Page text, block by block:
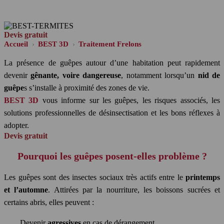
Devis gratuit
Accueil
BEST 3D Traitement Frelons
La présence de guêpes autour d’une habitation peut rapidement
devenirgênante, voire dangereuse, notamment lorsqu’un nid de
guêpes s’installe à proximité des zones de vie.
BEST 3D vous informe sur les guêpes, les risques associés, les
solutions professionnelles de désinsectisation et les bons réflexes à
adopter.
Devis gratuit
Pourquoi les guêpes posent-elles problème ?
Les guêpes sont des insectes sociaux très actifs entre le printemps
et l’automne. Attirées par la nourriture, les boissons sucrées et
certains abris, elles peuvent :